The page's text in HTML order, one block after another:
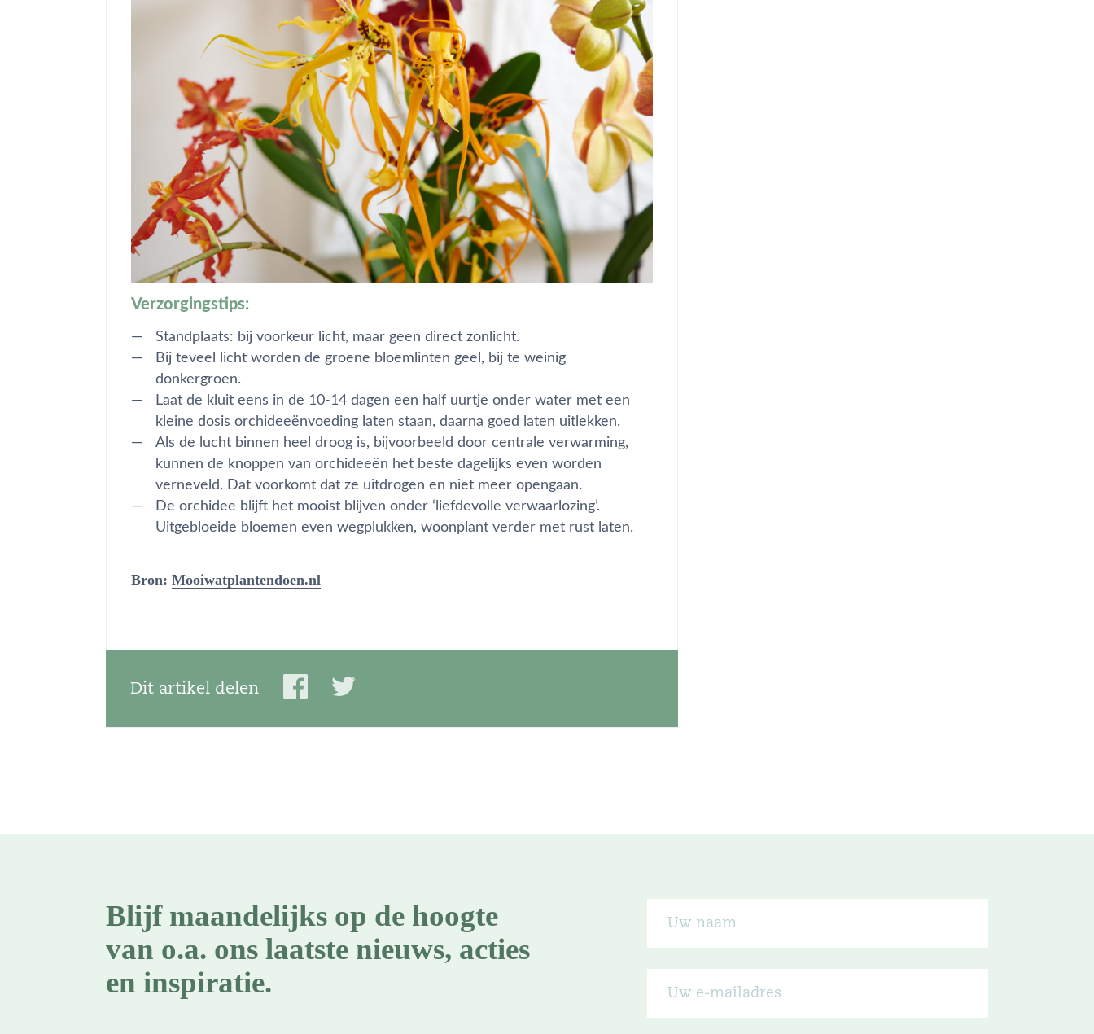
Verzorgingstips:
Standplaats: bij voorkeur licht, maar geen direct zonlicht.
Bij teveel licht worden de groene bloemlinten geel, bij te weinig
donkergroen.
Laat de kluit eens in de 10-14 dagen een half uurtje onder water met een
kleine dosis orchideeënvoeding laten staan, daarna goed laten uitlekken.
Als de lucht binnen heel droog is, bijvoorbeeld door centrale verwarming,
kunnen de knoppen van orchideeën het beste dagelijks even worden
verneveld. Dat voorkomt dat ze uitdrogen en niet meer opengaan.
De orchidee blijft het mooist blijven onder ‘liefdevolle verwaarlozing’.
Uitgebloeide bloemen even wegplukken, woonplant verder met rust laten.
Bron: Mooiwatplantendoen.nl
Dit artikel delen
Blijf maandelijks op de hoogte
van o.a. ons laatste nieuws, acties
en inspiratie.